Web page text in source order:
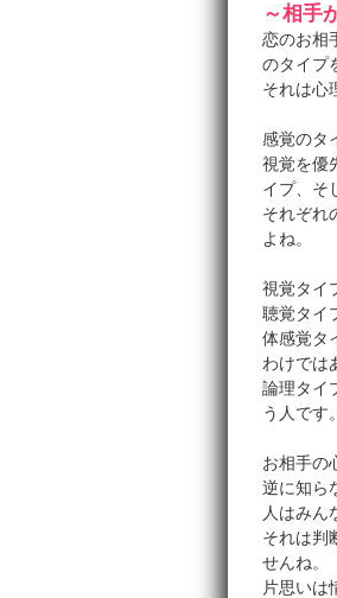
～相手
恋のお相
のタイプ
それは心
感覚のタ
視覚を優
イプ、そ
それぞれ
よね。
視覚タイ
聴覚タイ
体感覚タ
わけでは
論理タイ
う人です。
お相手の
逆に知ら
人はみん
それは判
せんね。
片思いは